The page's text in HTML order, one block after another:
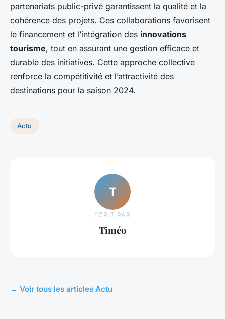
partenariats public-privé garantissent la qualité et la
cohérence des projets. Ces collaborations favorisent
le financement et l’intégration des innovations
tourisme, tout en assurant une gestion efficace et
durable des initiatives. Cette approche collective
renforce la compétitivité et l’attractivité des
destinations pour la saison 2024.
Actu
T
ECRIT PAR
Timéo
← Voir tous les articles Actu